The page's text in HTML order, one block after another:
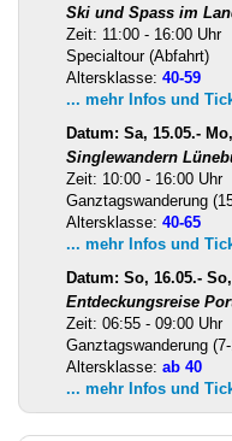
Ski und Spass im
Zeit: 11:00 - 16:00 Uhr
Specialtour (Abfahrt)
Altersklasse: 40-59
... mehr Infos und
Datum: Sa, 15.05.-
Singlewandern
Zeit: 10:00 - 16:00 Uhr
Ganztagswanderung
Altersklasse: 40-65
... mehr Infos und
Datum: So, 16.05.-
Entdeckungsreise
Zeit: 06:55 - 09:00 Uhr
Ganztagswanderung
Altersklasse: ab 40
... mehr Infos und